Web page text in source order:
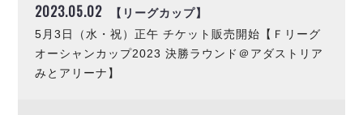
2023.05.02 【リーグカップ】
5月3日（水・祝）正午 チケット販売開始【Ｆリーグ
オーシャンカップ2023 決勝ラウンド＠アダストリア
みとアリーナ】